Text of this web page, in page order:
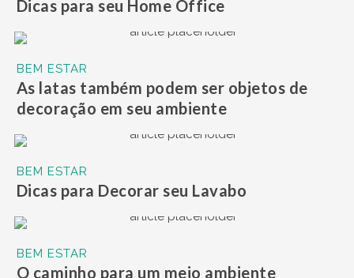
Dicas para seu Home Office
BEM ESTAR
As latas também podem ser objetos de
decoração em seu ambiente
BEM ESTAR
Dicas para Decorar seu Lavabo
BEM ESTAR
O caminho para um meio ambiente